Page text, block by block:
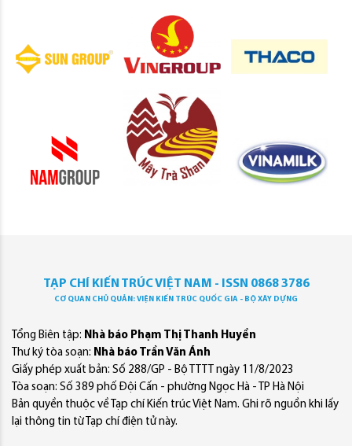
TẠP CHÍ KIẾN TRÚC VIỆT NAM - ISSN 0868 3786
CƠ QUAN CHỦ QUẢN: VIỆN KIẾN TRÚC QUỐC GIA - BỘ XÂY DỰNG
Tổng Biên tập: Nhà báo Phạm Thị Thanh Huyền
Thư ký tòa soạn: Nhà báo Trần Văn Ánh
Giấy phép xuất bản: Số 288/GP - Bộ TTTT ngày 11/8/2023
Tòa soạn: Số 389 phố Đội Cấn - phường Ngọc Hà - TP Hà Nội
Bản quyền thuộc về Tạp chí Kiến trúc Việt Nam. Ghi rõ nguồn khi lấy
lại thông tin từ Tạp chí điện tử này.